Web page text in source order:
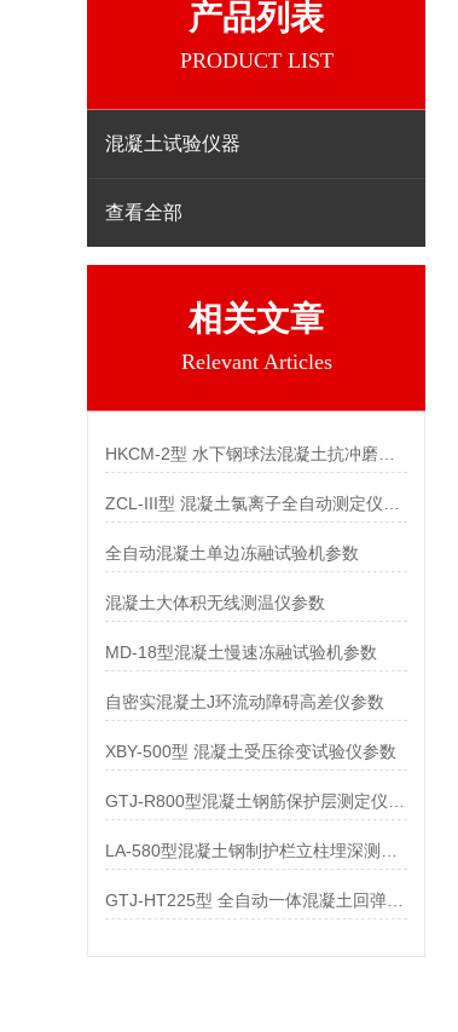
产品列表
PRODUCT LIST
混凝土试验仪器
查看全部
相关文章
Relevant Articles
全自动混凝土单边冻融试验机参数
混凝土大体积无线测温仪参数
MD-18型混凝土慢速冻融试验机参数
自密实混凝土J环流动障碍高差仪参数
XBY-500型 混凝土受压徐变试验仪参数
GTJ-HT225型 全自动一体混凝土回弹仪参数